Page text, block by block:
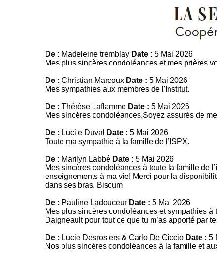
De : Madeleine tremblay Date : 5 Mai 2026
Mes plus sincères condoléances et mes prières
De : Christian Marcoux Date : 5 Mai 2026
Mes sympathies aux membres de l'Institut.
De : Thérèse Laflamme Date : 5 Mai 2026
Mes sincères condoléances.Soyez assurés de
De : Lucile Duval Date : 5 Mai 2026
Toute ma sympathie à la famille de l’ISPX.
De : Marilyn Labbé Date : 5 Mai 2026
Mes sincères condoléances à toute la famille de
enseignements à ma vie! Merci pour la
dans ses bras. Biscum
De : Pauline Ladouceur Date : 5 Mai 2026
Mes plus sincères condoléances et sympathies à
Daigneault pour tout ce que tu m’as apporté par
De : Lucie Desrosiers & Carlo De Ciccio Date : 5
Nos plus sincères condoléances à la famille et